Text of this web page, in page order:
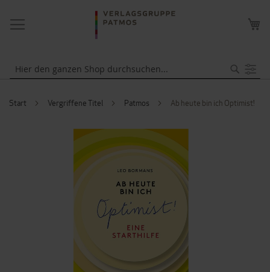
NAVIGATION
UMSCHALTEN
Start Vergriffene Titel Patmos Ab heute bin ich Optimist!
BILDERGALERIE
SPRINGEN